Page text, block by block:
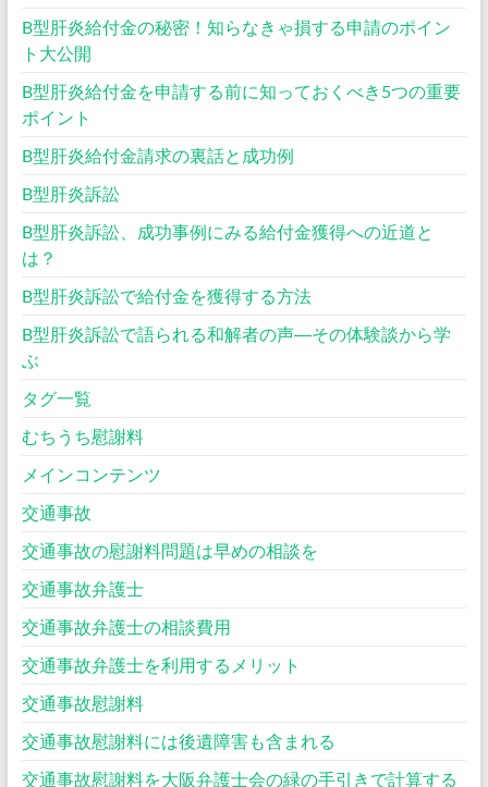
B型肝炎給付金の秘密！知らなきゃ損する申請のポイン
ト大公開
B型肝炎給付金を申請する前に知っておくべき5つの重要
ポイント
B型肝炎給付金請求の裏話と成功例
B型肝炎訴訟
B型肝炎訴訟、成功事例にみる給付金獲得への近道と
は？
B型肝炎訴訟で給付金を獲得する方法
B型肝炎訴訟で語られる和解者の声―その体験談から学
ぶ
タグ一覧
むちうち慰謝料
メインコンテンツ
交通事故
交通事故の慰謝料問題は早めの相談を
交通事故弁護士
交通事故弁護士の相談費用
交通事故弁護士を利用するメリット
交通事故慰謝料
交通事故慰謝料には後遺障害も含まれる
交通事故慰謝料を大阪弁護士会の緑の手引きで計算する